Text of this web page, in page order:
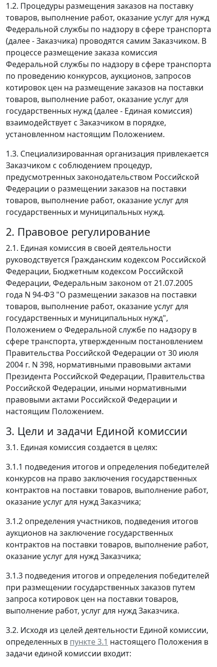
1.2. Процедуры размещения заказов на поставку
товаров, выполнение работ, оказание услуг для нужд
Федеральной службы по надзору в сфере транспорта
(далее - Заказчика) проводятся самим Заказчиком. В
процессе размещение заказа комиссия
Федеральной службы по надзору в сфере транспорта
по проведению конкурсов, аукционов, запросов
котировок цен на размещение заказов на поставки
товаров, выполнение работ, оказание услуг для
государственных нужд (далее - Единая комиссия)
взаимодействует с Заказчиком в порядке,
установленном настоящим Положением.
1.3. Специализированная организация привлекается
Заказчиком с соблюдением процедур,
предусмотренных законодательством Российской
Федерации о размещении заказов на поставки
товаров, выполнение работ, оказание услуг для
государственных и муниципальных нужд.
2. Правовое регулирование
2.1. Единая комиссия в своей деятельности
руководствуется Гражданским кодексом Российской
Федерации, Бюджетным кодексом Российской
Федерации, Федеральным законом от 21.07.2005
года N 94-ФЗ "О размещении заказов на поставки
товаров, выполнение работ, оказание услуг для
государственных и муниципальных нужд",
Положением о Федеральной службе по надзору в
сфере транспорта, утвержденным постановлением
Правительства Российской Федерации от 30 июля
2004 г. N 398, нормативными правовыми актами
Президента Российской Федерации, Правительства
Российской Федерации, иными нормативными
правовыми актами Российской Федерации и
настоящим Положением.
3. Цели и задачи Единой комиссии
3.1. Единая комиссия создается в целях:
3.1.1 подведения итогов и определения победителей
конкурсов на право заключения государственных
контрактов на поставки товаров, выполнение работ,
оказание услуг для нужд Заказчика;
3.1.2 определения участников, подведения итогов
аукционов на заключение государственных
контрактов на поставки товаров, выполнение работ,
оказание услуг для нужд Заказчика;
3.1.3 подведения итогов и определения победителей
при размещении государственных заказов путем
запроса котировок цен на поставки товаров,
выполнение работ, услуг для нужд Заказчика.
3.2. Исходя из целей деятельности Единой комиссии,
определенных в пункте 3.1 настоящего Положения в
задачи единой комиссии входит: